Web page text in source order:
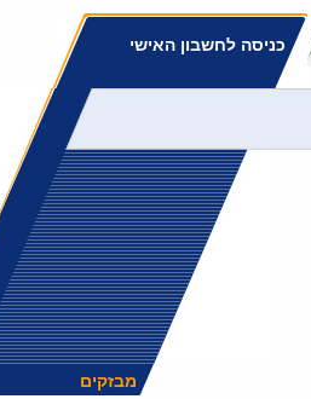
כניסה לחשבון האישי
מבזקים